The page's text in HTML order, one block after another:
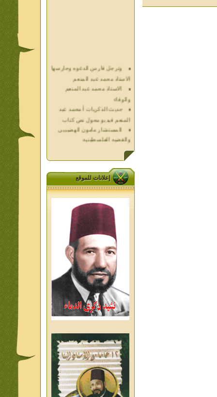
الاستاذ محمد عبد المنعم
المنعم فيديو محول نص كتاب
والقضيه الفلسطينيه
العداله الغائبه ( الدرع الواقى )
خواطر الحج
الاخوان فى حرب فلسطين
حكايات من التراث الجزء الاول
من اعلام الاخوان المسلمين
المعاصرين الجزء الثانى
ديوان شعر الاخوان فى القلب
تاليف الشيخ على متولى
تفاصيل جنازة الشهيد احمد
النيسى وعمر شاهين 1952
جمعه امين ومواقف ساعدت
الامام البنا فى تكوين شخصي
الاستاذ جمعه امين وعبقرية
الامام البنا
الشمائل المحمديه دكتور يحيى
غزب
واليوم والغد
من تراث د احمد العسال
العلمانية
كلمات رمضانية الشيخ عيسى
عبد العليم
قبسات رمضانية الشيخ عيسى
إعلانات للموقع